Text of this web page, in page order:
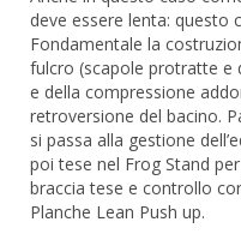
deve essere lenta: questo
Fondamentale la
fulcro (scapole protratte e
e della compressione
retroversione del bacino.
si passa alla gestione
poi tese nel Frog Stand
braccia tese e controllo
Planche Lean Push up.